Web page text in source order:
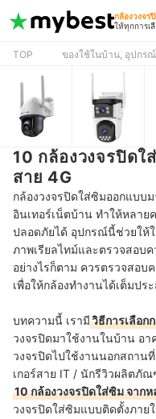
กล้องวงจร
ให้ทุกการเ
TOP ของใช้ในบ้าน, อุปกร
10 กล้องวงจรปิด
สาย 4G
กล้องวงจรปิดใส่ซิมออกแบบ
อินเทอร์เน็ตบ้าน ทำให้หลา
ปลอดภัยได้ อุปกรณ์นี้ช่วยให้
ภาพเรียลไทม์และตรวจสอบ
อย่างไรก็ตาม ควรตรวจสอ
เพื่อให้กล้องทำงานได้เต็มปร
บทความนี้ เรามีวิธีการเลือก
วงจรปิดมาใช้งานในบ้าน อา
วงจรปิดไปใช้งานนอกสถาน
เกอร์สาย IT / นักรีวิวผลิตภั
10 กล้องวงจรปิดใส่ซิม จาก
วงจรปิดใส่ซิมแบบติดตั้งภาย